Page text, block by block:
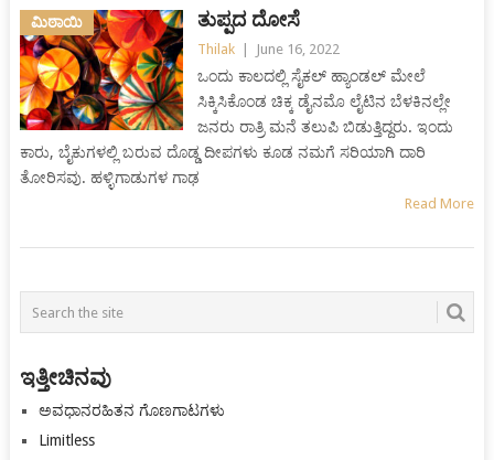
ಮಿಠಾಯಿ ತುಪ್ಪದ ದೋಸೆ
Thilak June 16, 2022
ಒಂದು ಕಾಲದಲ್ಲಿ ಸೈಕಲ್ ಹ್ಯಾಂಡಲ್ ಮೇಲೆ
ಸಿಕ್ಕಿಸಿಕೊಂಡ ಚಿಕ್ಕ ಡೈನಮೊ ಲೈಟಿನ ಬೆಳಕಿನಲ್ಲೇ
ಜನರು ರಾತ್ರಿ ಮನೆ ತಲುಪಿ ಬಿಡುತ್ತಿದ್ದರು. ಇಂದು
ಕಾರು, ಬೈಕುಗಳಲ್ಲಿ ಬರುವ ದೊಡ್ಡ ದೀಪಗಳು ಕೂಡ ನಮಗೆ ಸರಿಯಾಗಿ ದಾರಿ
ತೋರಿಸವು. ಹಳ್ಳಿಗಾಡುಗಳ ಗಾಢ
Read More
Posts
navigation
ಇತ್ತೀಚಿನವು
ಅವಧಾನರಹಿತನ ಗೊಣಗಾಟಗಳು
Limitless